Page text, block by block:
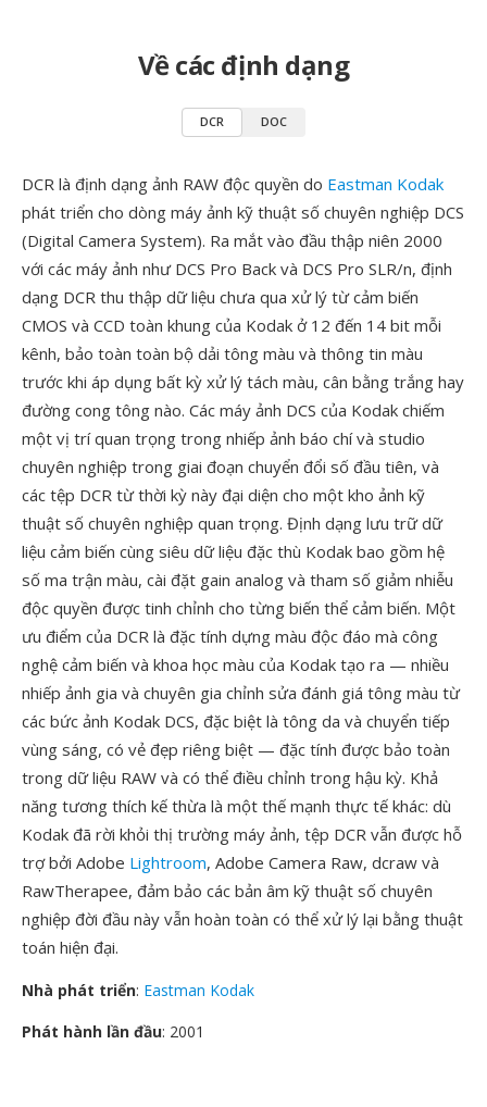
Về các định dạng
DCR DOC
DCR là định dạng ảnh RAW độc quyền do Eastman Kodak
phát triển cho dòng máy ảnh kỹ thuật số chuyên nghiệp DCS
(Digital Camera System). Ra mắt vào đầu thập niên 2000
với các máy ảnh như DCS Pro Back và DCS Pro SLR/n, định
dạng DCR thu thập dữ liệu chưa qua xử lý từ cảm biến
CMOS và CCD toàn khung của Kodak ở 12 đến 14 bit mỗi
kênh, bảo toàn toàn bộ dải tông màu và thông tin màu
trước khi áp dụng bất kỳ xử lý tách màu, cân bằng trắng hay
đường cong tông nào. Các máy ảnh DCS của Kodak chiếm
một vị trí quan trọng trong nhiếp ảnh báo chí và studio
chuyên nghiệp trong giai đoạn chuyển đổi số đầu tiên, và
các tệp DCR từ thời kỳ này đại diện cho một kho ảnh kỹ
thuật số chuyên nghiệp quan trọng. Định dạng lưu trữ dữ
liệu cảm biến cùng siêu dữ liệu đặc thù Kodak bao gồm hệ
số ma trận màu, cài đặt gain analog và tham số giảm nhiễu
độc quyền được tinh chỉnh cho từng biến thể cảm biến. Một
ưu điểm của DCR là đặc tính dựng màu độc đáo mà công
nghệ cảm biến và khoa học màu của Kodak tạo ra — nhiều
nhiếp ảnh gia và chuyên gia chỉnh sửa đánh giá tông màu từ
các bức ảnh Kodak DCS, đặc biệt là tông da và chuyển tiếp
vùng sáng, có vẻ đẹp riêng biệt — đặc tính được bảo toàn
trong dữ liệu RAW và có thể điều chỉnh trong hậu kỳ. Khả
năng tương thích kế thừa là một thế mạnh thực tế khác: dù
Kodak đã rời khỏi thị trường máy ảnh, tệp DCR vẫn được hỗ
trợ bởi Adobe Lightroom, Adobe Camera Raw, dcraw và
RawTherapee, đảm bảo các bản âm kỹ thuật số chuyên
nghiệp đời đầu này vẫn hoàn toàn có thể xử lý lại bằng thuật
toán hiện đại.
Nhà phát triển: Eastman Kodak
Phát hành lần đầu: 2001